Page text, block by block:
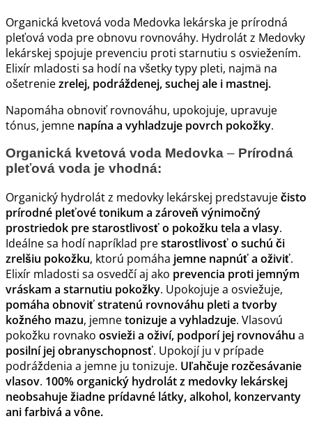
Organická kvetová voda Medovka lekárska je prírodná
pleťová voda pre obnovu rovnováhy. Hydrolát z Medovky
lekárskej spojuje prevenciu proti starnutiu s osviežením.
Elixír mladosti sa hodí na všetky typy pleti, najmä na
ošetreniezrelej, podráždenej, suchej ale i mastnej.
Napomáha obnoviť rovnováhu, upokojuje, upravuje
tónus, jemne napína a vyhladzuje povrch pokožky.
Organická kvetová voda Medovka – Prírodná
pleťová voda je vhodná:
Organický hydrolát z medovky lekárskej predstavuječisto
prírodné pleťové tonikum a zároveň výnimočný
prostriedok pre starostlivosť o pokožku tela a vlasy.
Ideálne sa hodí napríklad prestarostlivosť o suchú či
zrelšiu pokožku, ktorú pomáha jemne napnúť a oživiť.
Elixír mladosti sa osvedčí aj ako prevencia proti jemným
vráskam a starnutiu pokožky. Upokojuje a osviežuje,
pomáha obnoviť stratenú rovnováhu pleti a tvorby
kožného mazu, jemnetonizuje a vyhladzuje. Vlasovú
pokožku rovnako osvieži a oživí, podporí jej rovnováhu a
posilní jej obranyschopnosť. Upokojí ju v prípade
podráždenia a jemne ju tonizuje. Uľahčuje rozčesávanie
vlasov. 100% organický hydrolát z medovky lekárskej
neobsahuje žiadne prídavné látky, alkohol, konzervanty
ani farbivá a vône.